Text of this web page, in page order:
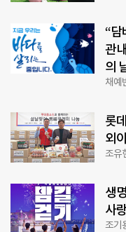
“담
관
의
채예
롯
외
조유
생
사
조기